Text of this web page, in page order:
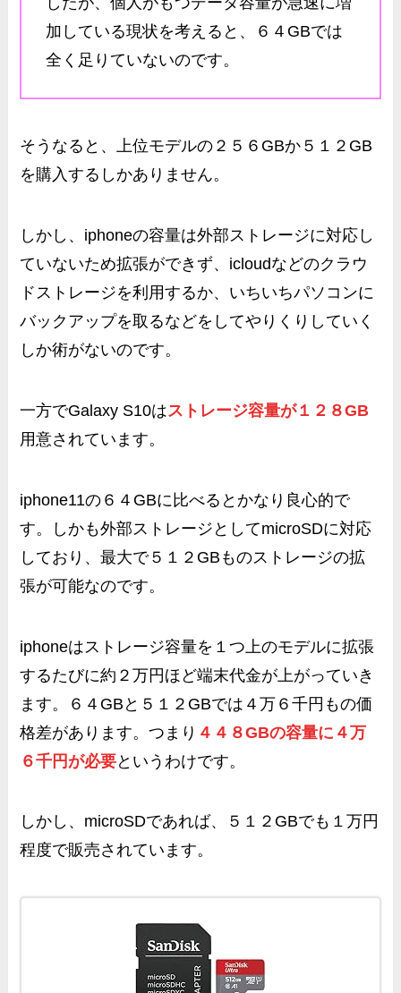
加している現状を考えると、６４GBでは
全く足りていないのです。
そうなると、上位モデルの２５６GBか５１２GB
を購入するしかありません。
しかし、iphoneの容量は外部ストレージに対応し
ていないため拡張ができず、 icloudなどのクラウ
ドストレージを利用するか、いちいちパソコンに
バックアップを取るなどをしてやりくりしていく
しか術がないのです。
一方でGalaxy S10はストレージ容量が１２８GB
用意されています。
iphone11の６４GBに比べるとかなり良心的で
す。しかも外部ストレージとしてmicroSDに対応
しており、最大で５１２GBものストレージの拡
張が可能なのです。
iphoneはストレージ容量を１つ上のモデルに拡張
するたびに約２万円ほど端末代金が上がっていき
ます。６４GBと５１２GBでは ４万６千円 もの価
格差があります。つまり ４４８GBの容量に４万
６千円が必要というわけです。
しかし、microSDであれば、 ５１２GBでも １万円
程度で販売されています。